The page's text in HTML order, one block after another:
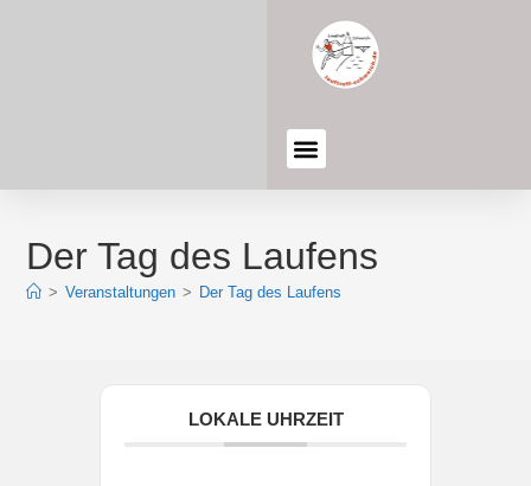
Der Tag des Laufens
> Veranstaltungen > Der Tag des Laufens
LOKALE UHRZEIT